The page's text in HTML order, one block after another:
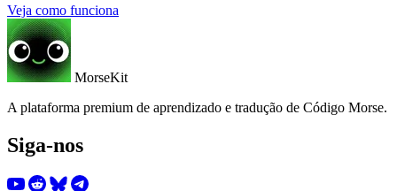
Veja como funciona
MorseKit
A plataforma premium de aprendizado e tradução de Código Morse.
Siga-nos